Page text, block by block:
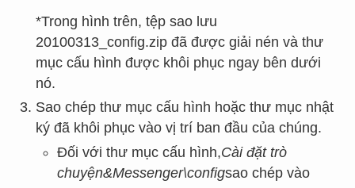
*Trong hình trên, tệp sao lưu
20100313_config.zip đã được giải nén và thư
mục cấu hình được khôi phục ngay bên dưới
nó.
Sao chép thư mục cấu hình hoặc thư mục nhật
ký đã khôi phục vào vị trí ban đầu của chúng.
Đối với thư mục cấu hình,Cài đặt trò
chuyện&Messenger\configsao chép vào